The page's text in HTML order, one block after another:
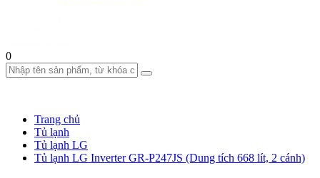
0
Trang chủ
Tủ lạnh
Tủ lạnh LG
Tủ lạnh LG Inverter GR-P247JS (Dung tích 668 lít, 2 cánh)